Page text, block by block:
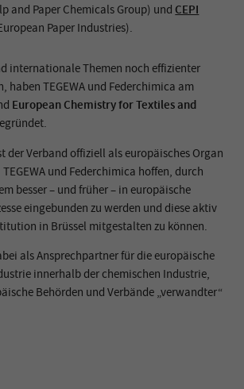
and Paper Chemicals Group) und CEPI
Paper Industries).
internationale Themen noch effizienter
haben TEGEWA und Federchimica am
European Chemistry for Textiles and
der Verband offiziell als europäisches Organ
und Federchimica hoffen, durch
besser – und früher – in europäische
eingebunden zu werden und diese aktiv
in Brüssel mitgestalten zu können.
als Ansprechpartner für die europäische
innerhalb der chemischen Industrie,
Behörden und Verbände „verwandter“